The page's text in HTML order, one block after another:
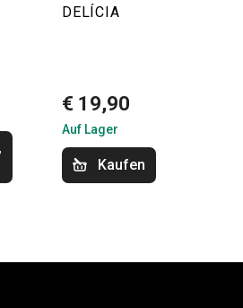
DELÍCIA
€ 19,90
Auf Lager
Kaufen